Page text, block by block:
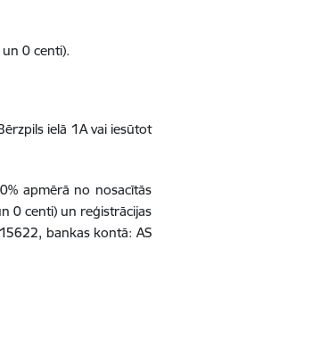
un 0 centi).
ielā 1A vai iesūtot
apmērā no nosacītās
0 centi) un reģistrācijas
bankas kontā: AS